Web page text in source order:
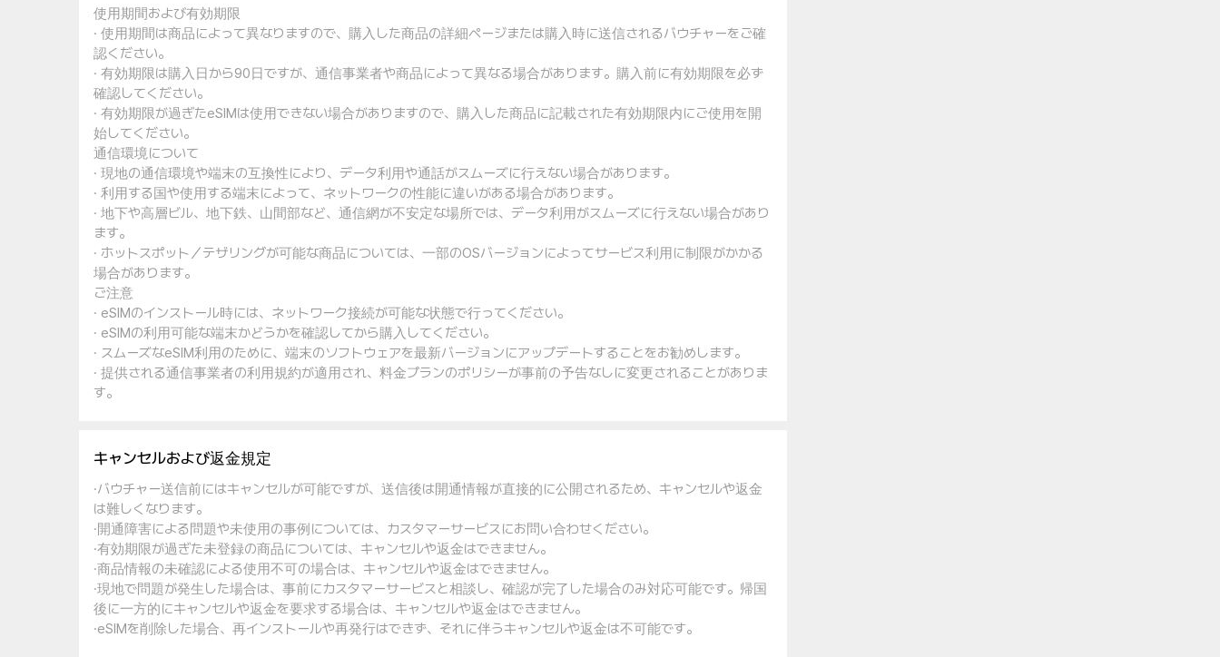
使用期間および有効期限
· 使用期間は商品によって異なりますので、購入した商品の詳細ページまたは購入時に送信されるバウチャーをご確
認ください。
· 有効期限は購入日から90日ですが、通信事業者や商品によって異なる場合があります。購入前に有効期限を必ず
確認してください。
· 有効期限が過ぎたeSIMは使用できない場合がありますので、購入した商品に記載された有効期限内にご使用を開
始してください。
通信環境について
· 現地の通信環境や端末の互換性により、データ利用や通話がスムーズに行えない場合があります。
· 利用する国や使用する端末によって、ネットワークの性能に違いがある場合があります。
· 地下や高層ビル、地下鉄、山間部など、通信網が不安定な場所では、データ利用がスムーズに行えない場合があり
ます。
· ホットスポット／テザリングが可能な商品については、一部のOSバージョンによってサービス利用に制限がかかる
場合があります。
ご注意
· eSIMのインストール時には、ネットワーク接続が可能な状態で行ってください。
· eSIMの利用可能な端末かどうかを確認してから購入してください。
· スムーズなeSIM利用のために、端末のソフトウェアを最新バージョンにアップデートすることをお勧めします。
· 提供される通信事業者の利用規約が適用され、料金プランのポリシーが事前の予告なしに変更されることがありま
す。
キャンセルおよび返金規定
·バウチャー送信前にはキャンセルが可能ですが、送信後は開通情報が直接的に公開されるため、キャンセルや返金
は難しくなります。
·開通障害による問題や未使用の事例については、カスタマーサービスにお問い合わせください。
·有効期限が過ぎた未登録の商品については、キャンセルや返金はできません。
·商品情報の未確認による使用不可の場合は、キャンセルや返金はできません。
·現地で問題が発生した場合は、事前にカスタマーサービスと相談し、確認が完了した場合のみ対応可能です。帰国
後に一方的にキャンセルや返金を要求する場合は、キャンセルや返金はできません。
·eSIMを削除した場合、再インストールや再発行はできず、それに伴うキャンセルや返金は不可能です。